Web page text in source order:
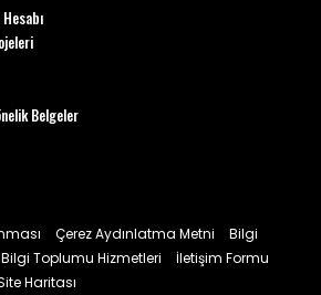
Belgeler
Çerez Aydınlatma Metni
Bilgi
Bilgi Toplumu Hizmetleri
İletişim Formu
Haritası